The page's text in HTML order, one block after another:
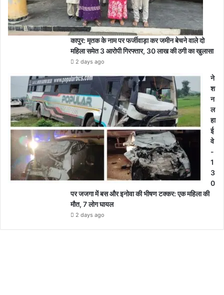
कापुर: मृतक के नाम पर फर्जीवाड़ा कर जमीन बेचने वाले दो
महिला समेत 3 आरोपी गिरफ्तार, 30 लाख की ठगी का खुलासा
2 days ago
ने
श
न
ल
हा
ई
वे
-
1
3
0
पर जजगा में बस और इनोवा की भीषण टक्कर: एक महिला की
मौत, 7 लोग घायल
2 days ago